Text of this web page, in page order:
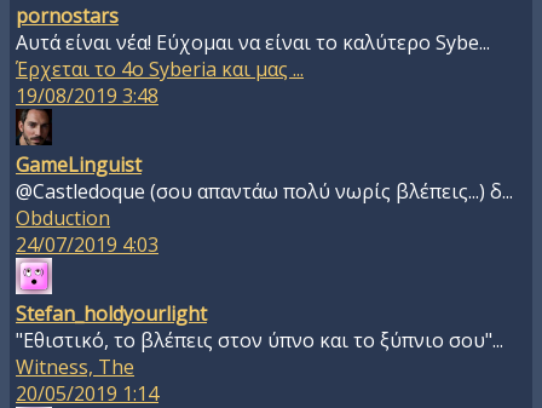
pornostars
Αυτά είναι νέα! Εύχομαι να είναι το καλύτερο Sybe...
Έρχεται το 4ο Syberia και μας ...
19/08/2019 3:48
GameLinguist
@Castledoque (σου απαντάω πολύ νωρίς βλέπεις...) δ...
Obduction
24/07/2019 4:03
Stefan_holdyourlight
"Εθιστικό, το βλέπεις στον ύπνο και το ξύπνιο σου"...
Witness, The
20/05/2019 1:14